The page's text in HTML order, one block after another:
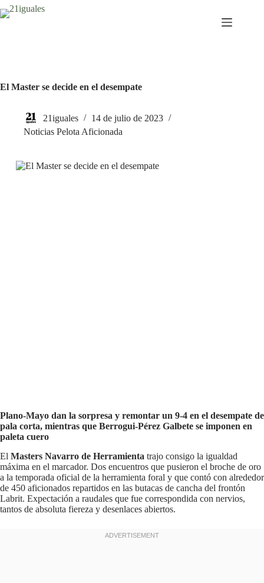
Saltar
al
El Master se decide en el desempate
21iguales
14 de julio de 2023
Noticias Pelota Aficionada
Plano-Mayo dan la sorpresa y remontar un 9-4 en el desempate de
pala corta, mientras que Berrogui-Pérez Galbete se imponen en
paleta cuero
El Masters Navarro de Herramienta trajo consigo la igualdad
máxima en el marcador. Dos encuentros que pusieron el broche de oro
a la temporada oficial de la herramienta foral y que contó con alrededor
de 450 aficionados repartidos en las butacas de cancha del frontón
Labrit. Expectación a raudales que fue correspondida con nervios,
tantos de absoluta fiereza y desenlaces abiertos.